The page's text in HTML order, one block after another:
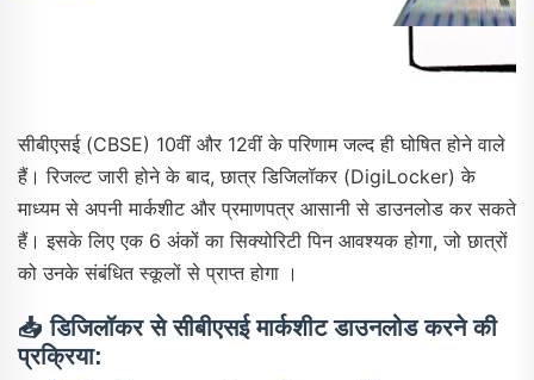
सीबीएसई (CBSE) 10वीं और 12वीं के परिणाम जल्द ही घोषित होने वाले
हैं। रिजल्ट जारी होने के बाद, छात्र डिजिलॉकर (DigiLocker) के
माध्यम से अपनी मार्कशीट और प्रमाणपत्र आसानी से डाउनलोड कर सकते
हैं। इसके लिए एक 6 अंकों का सिक्योरिटी पिन आवश्यक होगा, जो छात्रों
को उनके संबंधित स्कूलों से प्राप्त होगा ।
📥 डिजिलॉकर से सीबीएसई मार्कशीट डाउनलोड करने की
प्रक्रिया: